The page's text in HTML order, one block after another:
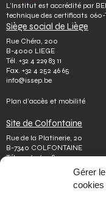
Gérer
cookies
L’Institut est accrédité par
technique des certificats 060-
Siège social de Liège
Rue Chéra, 200
B-4000 LIEGE
Tél. +32 4 229 83 11
Fax. +32 4 252 46 65
info@issep.be
Plan d’accès et mobilité
Site de Colfontaine
Rue de la Platinerie, 20
B-7340 COLFONTAINE
Tél.+32 65 610 813
colfontaine@issep.be